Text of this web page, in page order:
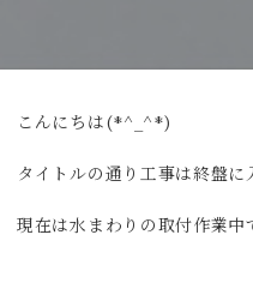
こんにちは(*^_^*)
タイトルの通り工事は終盤に
現在は水まわりの取付作業中